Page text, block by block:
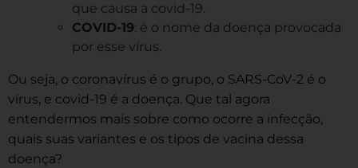
que causa a covid-19.
COVID-19: é o nome da doença provocada
por esse vírus.
Ou seja, o coronavírus é o grupo, o SARS-CoV-2 é o
vírus, e covid-19 é a doença. Que tal agora
entendermos mais sobre como ocorre a infecção,
quais suas variantes e os tipos de vacina dessa
doença?